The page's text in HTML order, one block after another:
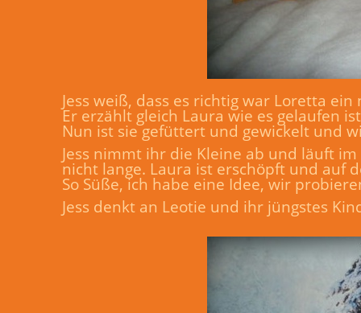
Jess weiß, dass es richtig war Loretta
Er erzählt gleich Laura wie es gelaufen
Nun ist sie gefüttert und gewickelt und
Jess nimmt ihr die Kleine ab und läuft
nicht lange. Laura ist erschöpft und auf
So Süße, ich habe eine Idee, wir
Jess denkt an Leotie und ihr jüngstes